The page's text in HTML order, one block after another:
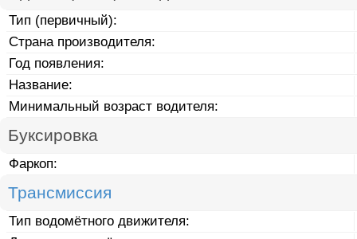
Тип (первичный):
Страна производителя:
Год появления:
Название:
Минимальный возраст водителя:
Буксировка
Фаркоп:
Трансмиссия
Тип водомётного движителя: